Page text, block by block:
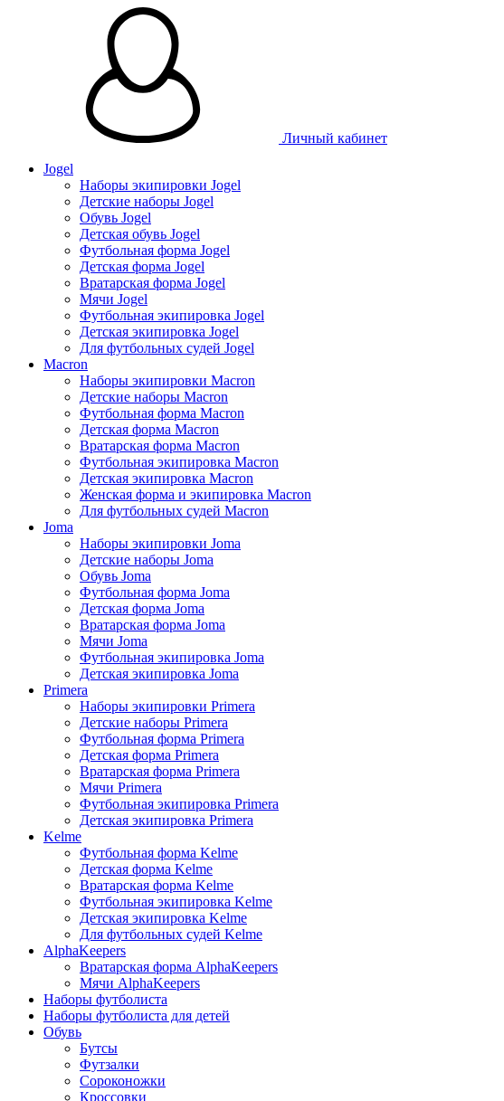
Личный кабинет
Jogel
Наборы экипировки Jogel
Детские наборы Jogel
Обувь Jogel
Детская обувь Jogel
Футбольная форма Jogel
Детская форма Jogel
Вратарская форма Jogel
Мячи Jogel
Футбольная экипировка Jogel
Детская экипировка Jogel
Для футбольных судей Jogel
Macron
Наборы экипировки Macron
Детские наборы Macron
Футбольная форма Macron
Детская форма Macron
Вратарская форма Macron
Футбольная экипировка Macron
Детская экипировка Macron
Женская форма и экипировка Macron
Для футбольных судей Macron
Joma
Наборы экипировки Joma
Детские наборы Joma
Обувь Joma
Футбольная форма Joma
Детская форма Joma
Вратарская форма Joma
Мячи Joma
Футбольная экипировка Joma
Детская экипировка Joma
Primera
Наборы экипировки Primera
Детские наборы Primera
Футбольная форма Primera
Детская форма Primera
Вратарская форма Primera
Мячи Primera
Футбольная экипировка Primera
Детская экипировка Primera
Kelme
Футбольная форма Kelme
Детская форма Kelme
Вратарская форма Kelme
Футбольная экипировка Kelme
Детская экипировка Kelme
Для футбольных судей Kelme
AlphaKeepers
Вратарская форма AlphaKeepers
Мячи AlphaKeepers
Наборы футболиста
Наборы футболиста для детей
Обувь
Бутсы
Футзалки
Сороконожки
Кроссовки